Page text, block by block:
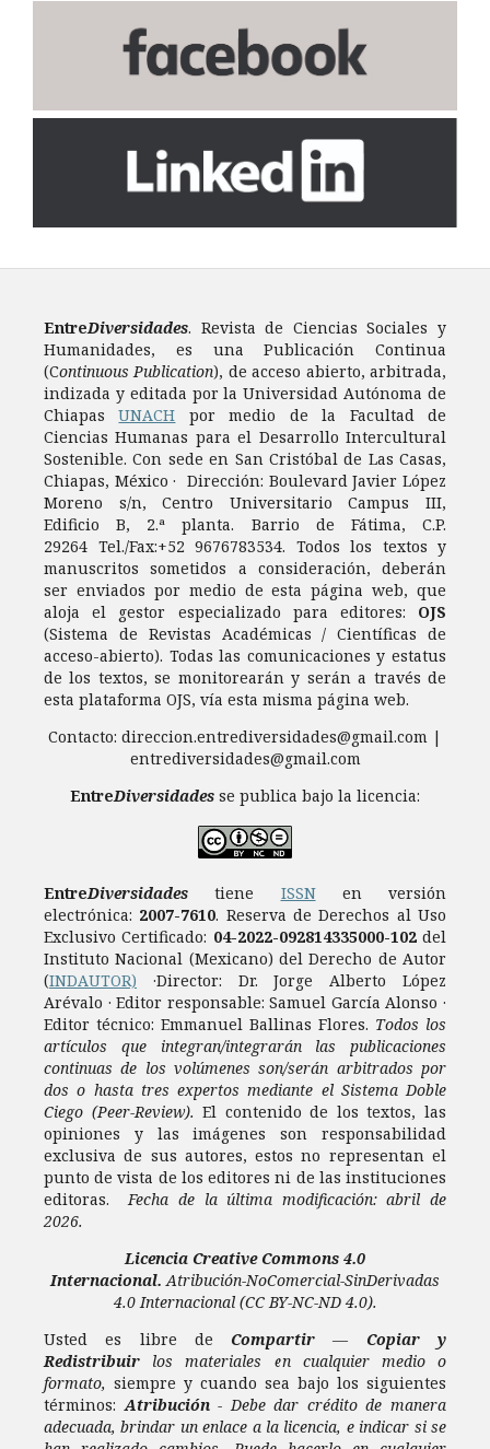
EntreDiversidades. Revista de Ciencias Sociales y
Humanidades, es una Publicación Continua
(Continuous Publication), de acceso abierto, arbitrada,
indizada y editada por la Universidad Autónoma de
ChiapasUNACH por medio de la Facultad de
Ciencias Humanas para el Desarrollo Intercultural
Sostenible. Con sede en San Cristóbal de Las Casas,
Chiapas, México · Dirección: Boulevard Javier López
Moreno s/n, Centro Universitario Campus III,
Edificio B, 2.ª planta. Barrio de Fátima, C.P.
29264 Tel./Fax:+52 9676783534. Todos los textos y
manuscritos sometidos a consideración, deberán
ser enviados por medio de esta página web, que
aloja el gestor especializado para editores: OJS
(Sistema de Revistas Académicas / Científicas de
acceso-abierto). Todas las comunicaciones y estatus
de los textos, se monitorearán y serán a través de
esta plataforma OJS, vía esta misma página web.
Contacto: direccion.entrediversidades@gmail.com |
entrediversidades@gmail.com
EntreDiversidades se publica bajo la licencia:
EntreDiversidades tiene ISSNen versión
electrónica: 2007-7610. Reserva de Derechos al Uso
Exclusivo Certificado: 04-2022-092814335000-102del
Instituto Nacional (Mexicano) del Derecho de Autor
(INDAUTOR) ·Director: Dr. Jorge Alberto López
Arévalo · Editor responsable: Samuel García Alonso ·
Editor técnico: Emmanuel Ballinas Flores. Todos los
artículos que integran/integrarán las publicaciones
continuas de los volúmenes son/serán arbitrados por
dos o hasta tres expertos mediante el Sistema Doble
Ciego (Peer-Review). El contenido de los textos, las
opiniones y las imágenes son responsabilidad
exclusiva de sus autores, estos no representan el
punto de vista de los editores ni de las instituciones
editoras. Fecha de la última modificación: abril de
2026.
Licencia Creative Commons 4.0
Internacional.Atribución-NoComercial-SinDerivadas
4.0 Internacional(CC BY-NC-ND 4.0).
Usted es libre de Compartir — Copiar y
Redistribuir los materiales en cualquier medio o
formato, siempre y cuando sea bajo los siguientes
términos:Atribución- Debe dar crédito de manera
adecuada, brindar un enlace a la licencia, e indicar si se